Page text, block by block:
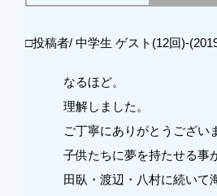
□投稿者/ 中学生 ゲスト(12回)-
なるほど。
理解しました。
ご丁寧にありがとうござい
子供たちに夢を持たせる事
田臥・渡辺・八村に続いて